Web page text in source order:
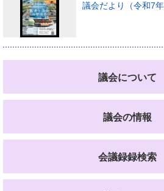
議会だより（令和7年
議会について
議会の情報
会議録録検索